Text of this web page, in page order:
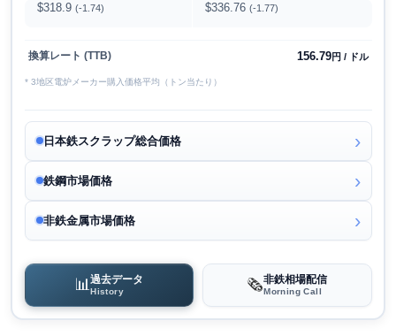
$318.9 (-1.74) $336.76 (-1.77)
換算レート (TTB) 156.79円 / ドル
* 3地区電炉メーカー購入価格平均（トン当たり）
日本鉄スクラップ総合価格
鉄鋼市場価格
非鉄金属市場価格
📊過去データ
History 🗞️非鉄相場配信
Morning Call